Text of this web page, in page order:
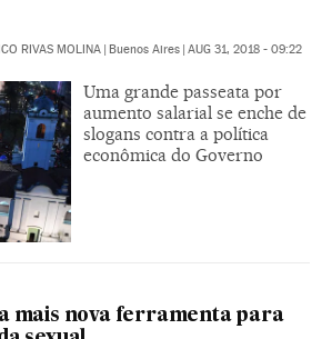
RIVAS MOLINA | Buenos Aires | AUG 31, 2018 - 09:22
Uma grande passeata por
aumento salarial se enche de
slogans contra a política
econômica do Governo
a mais nova ferramenta para